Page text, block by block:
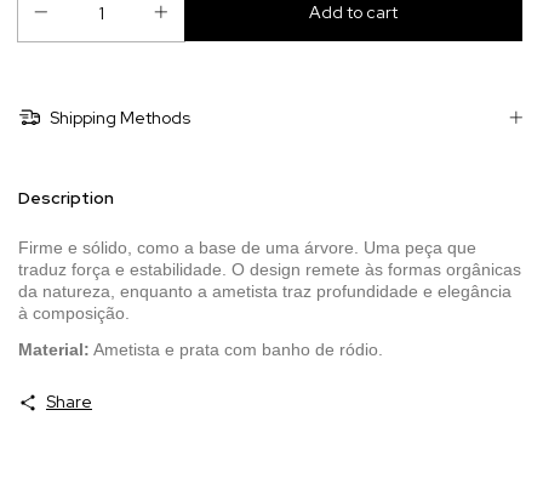
Shipping Methods
Description
Firme e sólido, como a base de uma árvore. Uma peça que
traduz força e estabilidade. O design remete às formas orgânicas
da natureza, enquanto a ametista traz profundidade e elegância
à composição.
Material: Ametista e prata com banho de ródio.
Share